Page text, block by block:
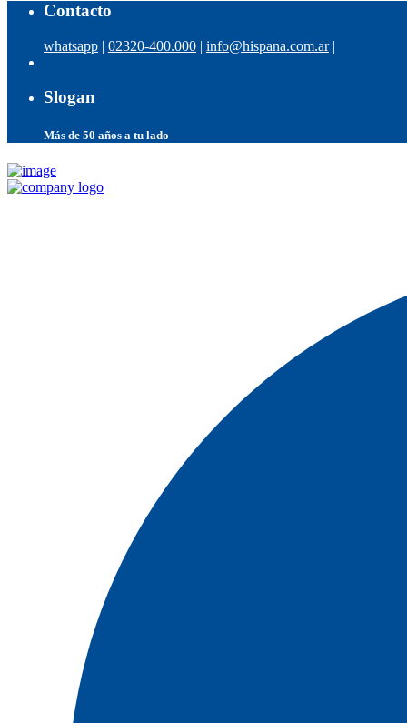
Contacto
whatsapp | 02320-400.000 | info@hispana.com.ar|
Slogan
Más de 50 años a tu lado